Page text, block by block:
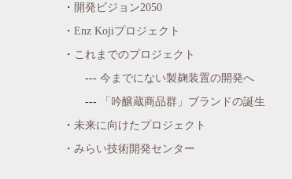
開発ビジョン2050
Enz Kojiプロジェクト
これまでのプロジェクト
今までにない製麹装置の開発へ
「吟醸蔵商品群」ブランドの誕生
未来に向けたプロジェクト
みらい技術開発センター